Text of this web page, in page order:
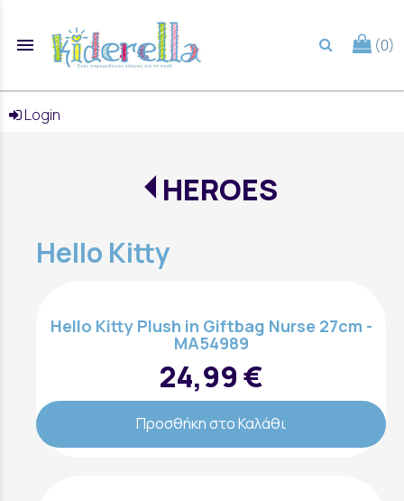
menu (0)
Login
HEROES
Hello Kitty
Hello Kitty Plush in Giftbag Nurse 27cm -
MA54989
24,99 €
Προσθήκη στο Καλάθι